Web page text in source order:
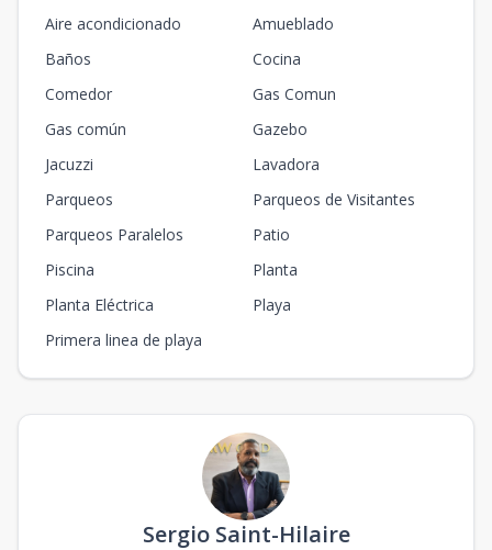
Aire acondicionado
Amueblado
Baños
Cocina
Comedor
Gas Comun
Gas común
Gazebo
Jacuzzi
Lavadora
Parqueos
Parqueos de Visitantes
Parqueos Paralelos
Patio
Piscina
Planta
Planta Eléctrica
Playa
Primera linea de playa
Sergio Saint-Hilaire